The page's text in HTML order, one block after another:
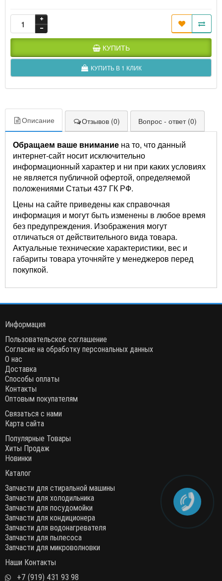
КУПИТЬ
КУПИТЬ В 1 КЛИК
Описание Отзывов (0) Вопрос - ответ (0)
Обращаем ваше внимание на то, что данный
интернет-сайт носит исключительно
информационный характер и ни при каких условиях
не является публичной офертой, определяемой
положениями Статьи 437 ГК РФ.
Цены на сайте приведены как справочная
информация и могут быть изменены в любое время
без предупреждения. Изображения могут
отличаться от действительного вида товара.
Актуальные технические характеристики, вес и
габариты товара уточняйте у менеджеров перед
покупкой.
Информация
Пользовательское соглашение
Согласие на обработку персональных данных
О нас
Доставка
Способы оплаты
Контакты
Оптовым покупателям
Связаться с нами
Карта сайта
Популярные Товары
Хиты Продаж
Новинки
Каталог
Запчасти для стиральной машины
Запчасти для холодильника
Запчасти для посудомойки
Запчасти для кондиционера
Запчасти для водонагревателя
Запчасти для пылесоса
Запчасти для микроволновки
Наши Контакты
+7 (919) 431 93 98